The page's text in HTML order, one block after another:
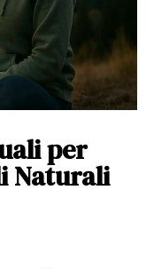
per
Naturali